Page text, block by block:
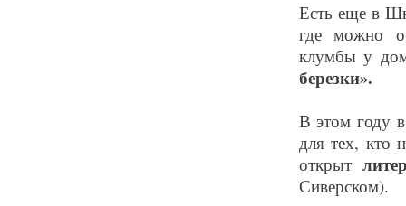
Есть еще в
где можно
клумбы у
березки».
В этом году
для тех, кто
открыт
Сиверском).